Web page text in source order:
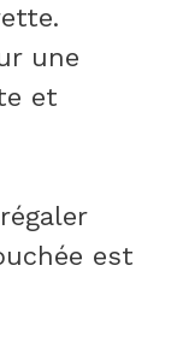
une
et
est